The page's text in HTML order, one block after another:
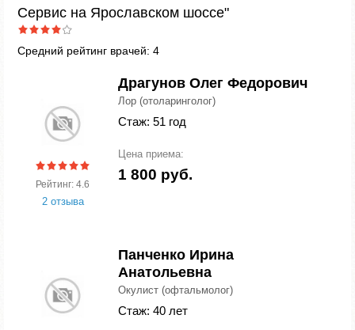
Сервис на Ярославском шоссе"
Средний рейтинг врачей: 4
Рейтинг: 4.6
2 отзыва
Драгунов Олег Федорович
Лор (отоларинголог)
Стаж: 51 год
Цена приема:
1 800 руб.
Панченко Ирина
Анатольевна
Окулист (офтальмолог)
Стаж: 40 лет